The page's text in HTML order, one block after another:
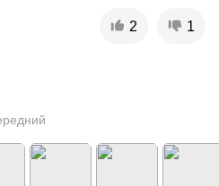
2 1